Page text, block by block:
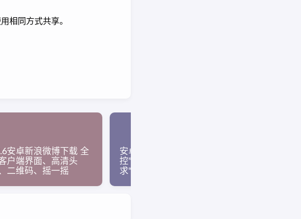
相同方式共享。
安卓新浪微博下载 全
户端界面、高清头
二维码、摇一摇
安卓手机应用市场“手机
控” 编辑自爆为满足大众需
求“播撒节操”